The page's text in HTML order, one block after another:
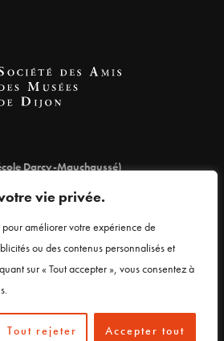
vie privée.
améliorer votre expérience de
ou des contenus personnalisés et
sur « Tout accepter », vous consentez à
Tout rejeter Accepter tout
Darcy-Mauchaussé)